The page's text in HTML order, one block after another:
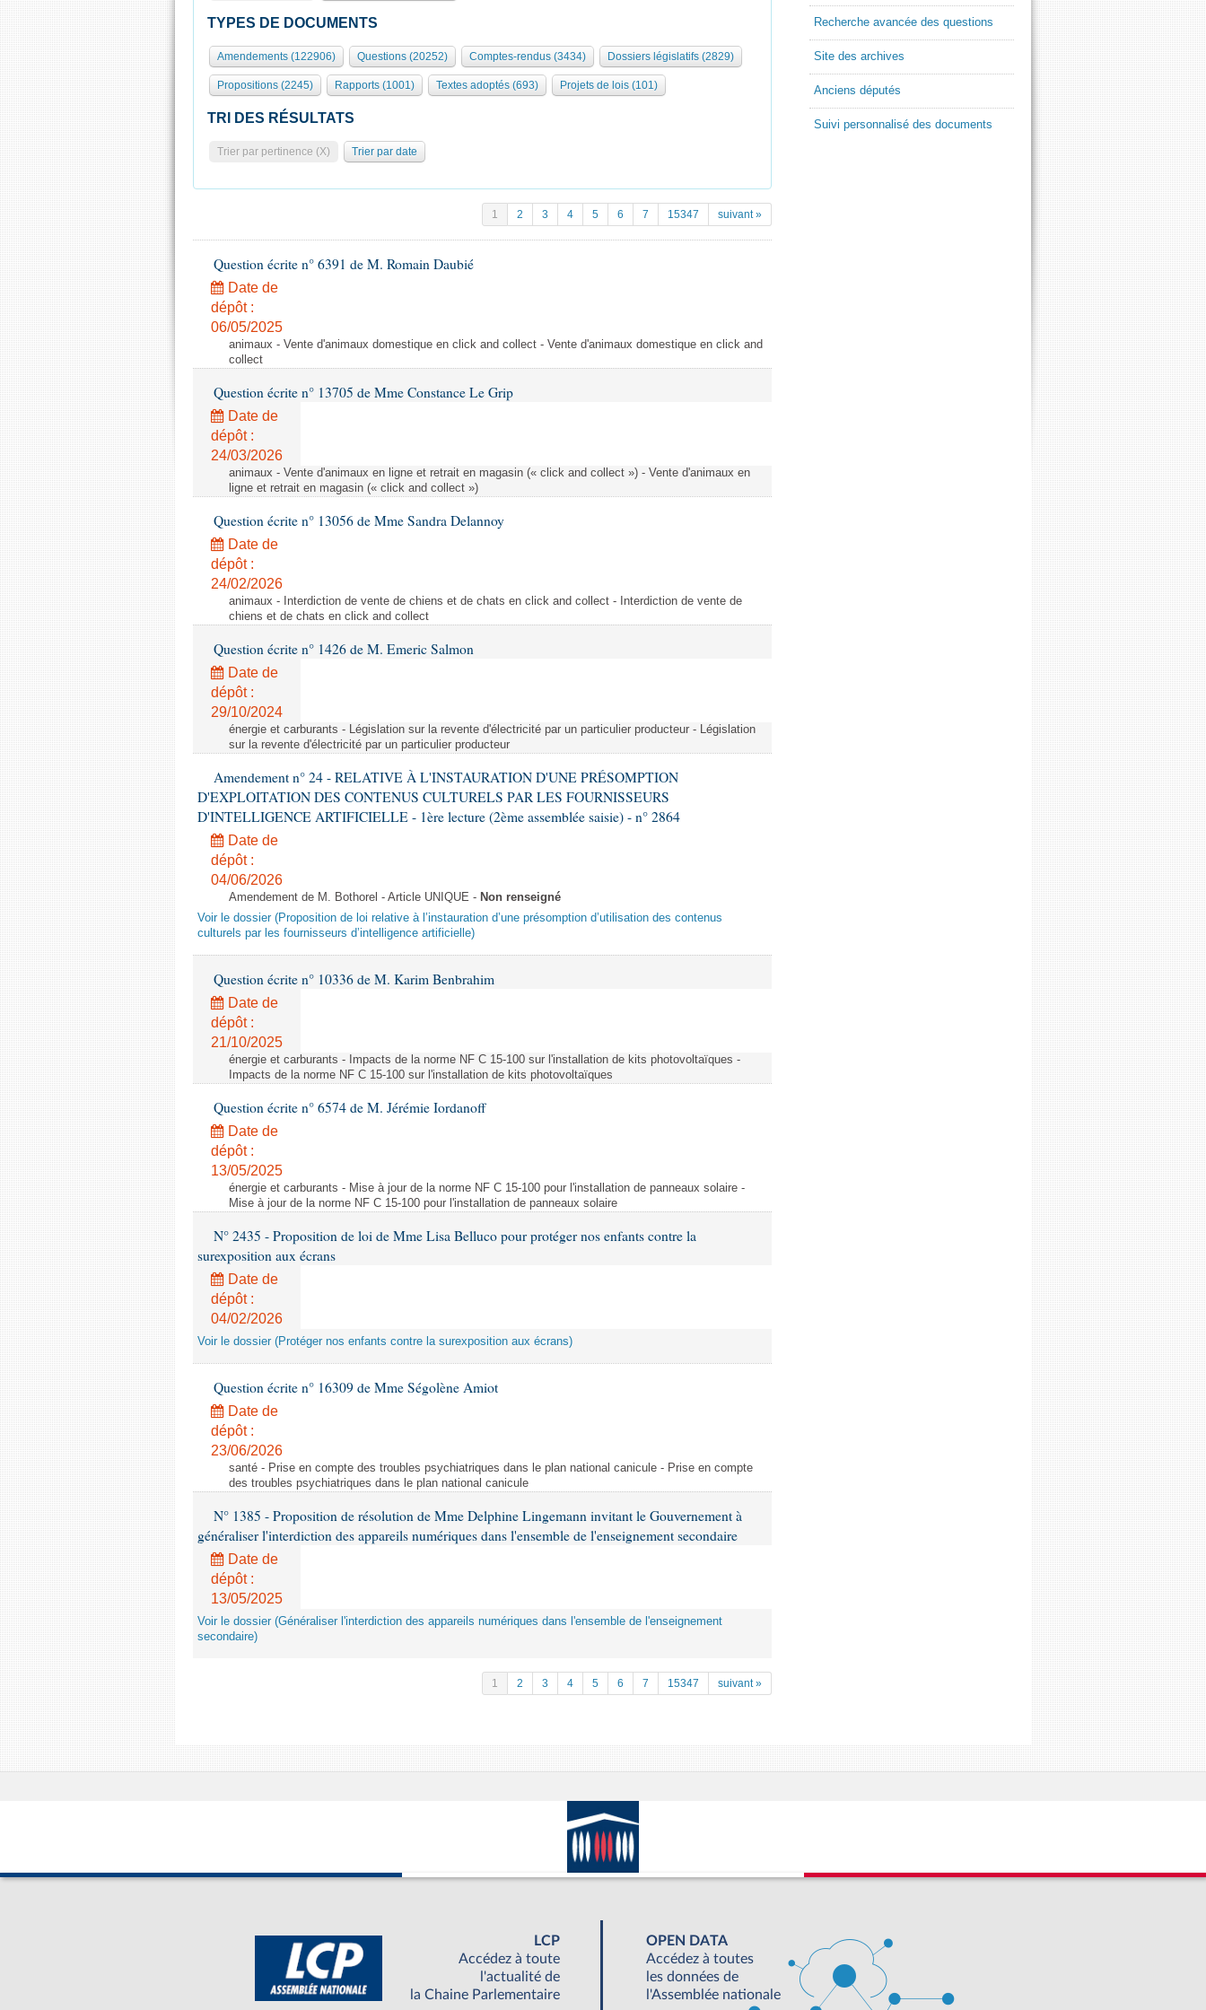
TYPES DE DOCUMENTS
Amendements (122906) Questions (20252) Comptes-rendus (3434) Dossiers législatifs (2829)
Propositions (2245) Rapports (1001) Textes adoptés (693) Projets de lois (101)
TRI DES RÉSULTATS
Trier par pertinence (X) Trier par date
1 2 3 4 5 6 7 15347 suivant »
Question écrite n° 6391 de M. Romain Daubié
Date de
dépôt :
06/05/2025
animaux - Vente d'animaux domestique en click and collect - Vente d'animaux domestique en click and
collect
Question écrite n° 13705 de Mme Constance Le Grip
Date de
dépôt :
24/03/2026
animaux - Vente d'animaux en ligne et retrait en magasin (« click and collect ») - Vente d'animaux en
ligne et retrait en magasin (« click and collect »)
Question écrite n° 13056 de Mme Sandra Delannoy
Date de
dépôt :
24/02/2026
animaux - Interdiction de vente de chiens et de chats en click and collect - Interdiction de vente de
chiens et de chats en click and collect
Question écrite n° 1426 de M. Emeric Salmon
Date de
dépôt :
29/10/2024
énergie et carburants - Législation sur la revente d'électricité par un particulier producteur - Législation
sur la revente d'électricité par un particulier producteur
Amendement n° 24 - RELATIVE À L'INSTAURATION D'UNE PRÉSOMPTION
D'EXPLOITATION DES CONTENUS CULTURELS PAR LES FOURNISSEURS
D'INTELLIGENCE ARTIFICIELLE - 1ère lecture (2ème assemblée saisie) - n° 2864
Date de
dépôt :
04/06/2026
Amendement de M. Bothorel - Article UNIQUE - Non renseigné
Voir le dossier (Proposition de loi relative à l’instauration d’une présomption d’utilisation des contenus
culturels par les fournisseurs d’intelligence artificielle)
Question écrite n° 10336 de M. Karim Benbrahim
Date de
dépôt :
21/10/2025
énergie et carburants - Impacts de la norme NF C 15-100 sur l'installation de kits photovoltaïques -
Impacts de la norme NF C 15-100 sur l'installation de kits photovoltaïques
Question écrite n° 6574 de M. Jérémie Iordanoff
Date de
dépôt :
13/05/2025
énergie et carburants - Mise à jour de la norme NF C 15-100 pour l'installation de panneaux solaire -
Mise à jour de la norme NF C 15-100 pour l'installation de panneaux solaire
N° 2435 - Proposition de loi de Mme Lisa Belluco pour protéger nos enfants contre la
surexposition aux écrans
Date de
dépôt :
04/02/2026
Voir le dossier (Protéger nos enfants contre la surexposition aux écrans)
Question écrite n° 16309 de Mme Ségolène Amiot
Date de
dépôt :
23/06/2026
santé - Prise en compte des troubles psychiatriques dans le plan national canicule - Prise en compte
des troubles psychiatriques dans le plan national canicule
N° 1385 - Proposition de résolution de Mme Delphine Lingemann invitant le Gouvernement à
généraliser l'interdiction des appareils numériques dans l'ensemble de l'enseignement secondaire
Date de
dépôt :
13/05/2025
Voir le dossier (Généraliser l'interdiction des appareils numériques dans l'ensemble de l'enseignement
secondaire)
1 2 3 4 5 6 7 15347 suivant »
Recherche avancée des questions
Site des archives
Anciens députés
Suivi personnalisé des documents
LCP
Accédez à toute
l'actualité de
la Chaine Parlementaire
OPEN DATA
Accédez à toutes
les données de
l'Assemblée nationale